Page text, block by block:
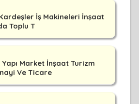
İş Makineleri İnşaat
Toplu T
Market İnşaat Turizm
Ve Ticare